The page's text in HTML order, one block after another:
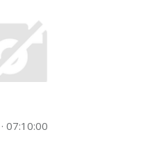
· 07:10:00